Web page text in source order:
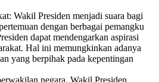
Wakil Presiden menjadi suara bagi
dengan berbagai pemangku
dapat mendengarkan aspirasi
Hal ini memungkinkan adanya
yang berpihak pada kepentingan
negara, Wakil Presiden